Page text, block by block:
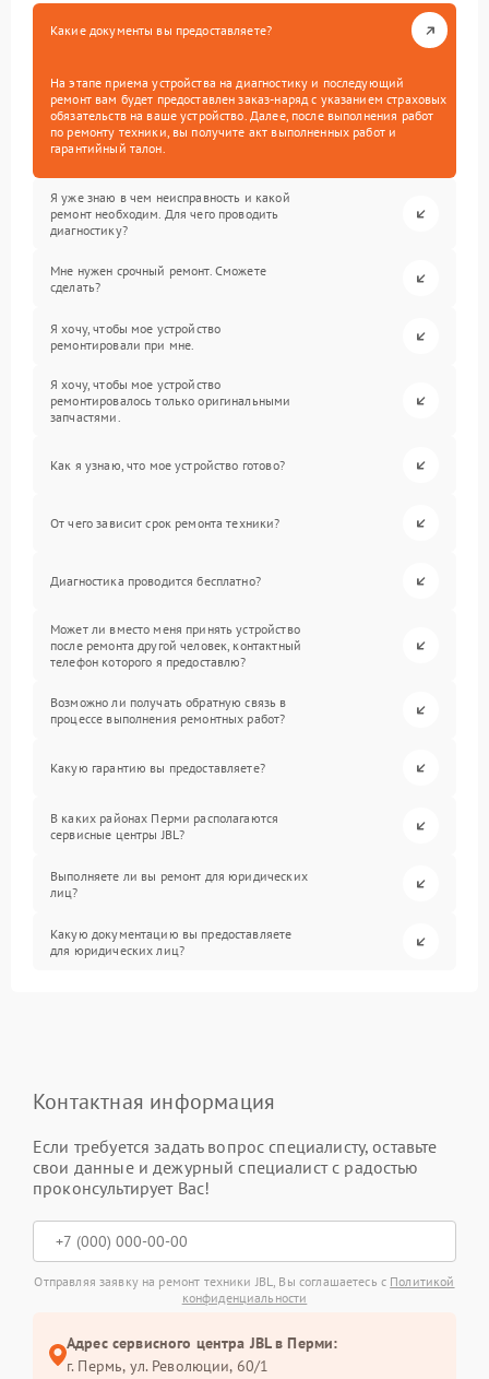
Какие документы вы предоставляете?
На этапе приема устройства на диагностику и последующий
ремонт вам будет предоставлен заказ-наряд с указанием страховых
обязательств на ваше устройство. Далее, после выполнения работ
по ремонту техники, вы получите акт выполненных работ и
гарантийный талон.
Я уже знаю в чем неисправность и какой
ремонт необходим. Для чего проводить
диагностику?
Мне нужен срочный ремонт. Сможете
сделать?
Я хочу, чтобы мое устройство
ремонтировали при мне.
Я хочу, чтобы мое устройство
ремонтировалось только оригинальными
запчастями.
Как я узнаю, что мое устройство готово?
От чего зависит срок ремонта техники?
Диагностика проводится бесплатно?
Может ли вместо меня принять устройство
после ремонта другой человек, контактный
телефон которого я предоставлю?
Возможно ли получать обратную связь в
процессе выполнения ремонтных работ?
Какую гарантию вы предоставляете?
В каких районах Перми располагаются
сервисные центры JBL?
Выполняете ли вы ремонт для юридических
лиц?
Какую документацию вы предоставляете
для юридических лиц?
Контактная информация
Если требуется задать вопрос специалисту, оставьте
свои данные и дежурный специалист с радостью
проконсультирует Вас!
Отправляя заявку на ремонт техники JBL, Вы соглашаетесь с Политикой
конфиденциальности
Адрес сервисного центра JBL в Перми:
г. Пермь, ул. ​Революции, 60/1